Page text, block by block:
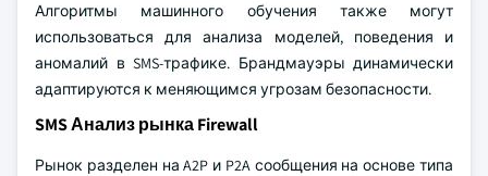
Алгоритмы машинного обучения также могут
использоваться для анализа моделей, поведения и
аномалий в SMS-трафике. Брандмауэры динамически
адаптируются к меняющимся угрозам безопасности.
SMS Анализ рынка Firewall
Рынок разделен на A2P и P2A сообщения на основе типа